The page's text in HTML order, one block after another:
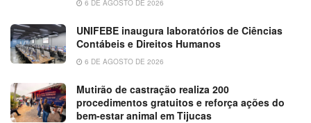
6 DE AGOSTO DE 2026
UNIFEBE inaugura laboratórios de Ciências
Contábeis e Direitos Humanos
6 DE AGOSTO DE 2026
Mutirão de castração realiza 200
procedimentos gratuitos e reforça ações do
bem-estar animal em Tijucas